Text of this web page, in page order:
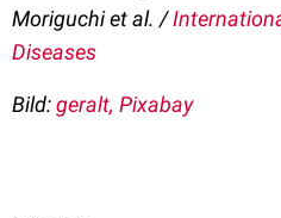
Moriguchi et al. /
Diseases
Bild:geralt, Pixabay